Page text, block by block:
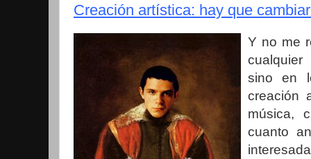
Creación artística: hay que
Y no me
sino en
creación
música,
cuanto